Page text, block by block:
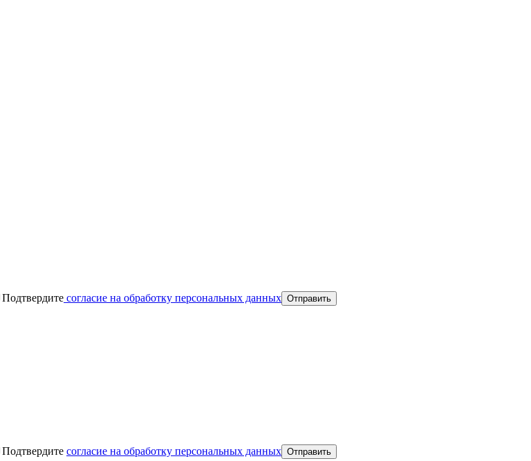
Подтвердите согласие на обработку персональных данных
Подтвердите согласие на обработку персональных данных